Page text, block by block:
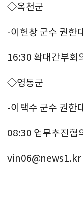
◇옥천군
-이헌창 군수 권한
16:30 확대간부회
◇영동군
-이택수 군수 권한
08:30 업무추진협
vin06@news1.kr